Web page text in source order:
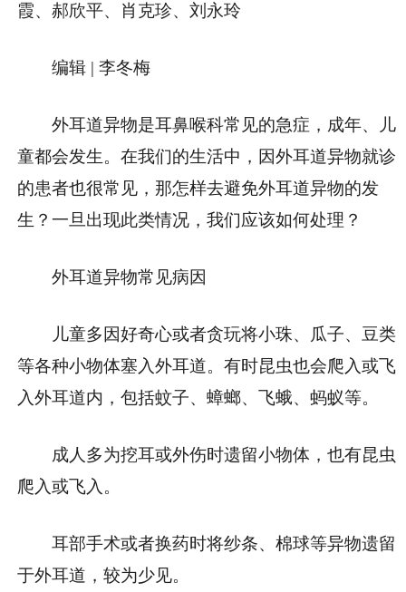
霞、郝欣平、肖克珍、刘永玲
编辑 | 李冬梅
外耳道异物是耳鼻喉科常见的急症，成年、儿
童都会发生。在我们的生活中，因外耳道异物就诊
的患者也很常见，那怎样去避免外耳道异物的发
生？一旦出现此类情况，我们应该如何处理？
外耳道异物常见病因
儿童多因好奇心或者贪玩将小珠、瓜子、豆类
等各种小物体塞入外耳道。有时昆虫也会爬入或飞
入外耳道内，包括蚊子、蟑螂、飞蛾、蚂蚁等。
成人多为挖耳或外伤时遗留小物体，也有昆虫
爬入或飞入。
耳部手术或者换药时将纱条、棉球等异物遗留
于外耳道，较为少见。